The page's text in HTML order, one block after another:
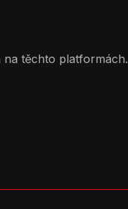
na těchto platformách.